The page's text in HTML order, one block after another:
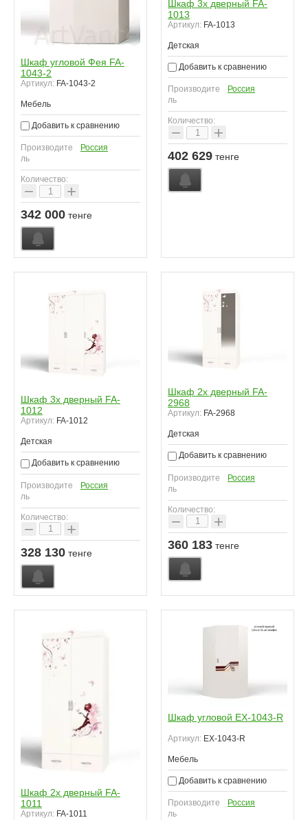
Шкаф угловой Фея FA-
1043-2
Артикул: FA-1043-2
Мебель
Добавить к сравнению
Производите
ль
Россия
Количество:
− +
342 000 тенге
Шкаф 3х дверный FA-
1013
Артикул: FA-1013
Детская
Добавить к сравнению
Производите
ль
Россия
Количество:
− +
402 629 тенге
Шкаф 3х дверный FA-
1012
Артикул: FA-1012
Детская
Добавить к сравнению
Производите
ль
Россия
Количество:
− +
328 130 тенге
Шкаф 2х дверный FA-
2968
Артикул: FA-2968
Детская
Добавить к сравнению
Производите
ль
Россия
Количество:
− +
360 183 тенге
Шкаф 2х дверный FA-
1011
Артикул: FA-1011
Шкаф угловой EX-1043-R
Артикул: EX-1043-R
Мебель
Добавить к сравнению
Производите
ль
Россия